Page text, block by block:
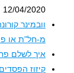
12/04/2020
וובמינר קורונה:
מ-חל"ת או
איך לשלם פחות
קיזוז הפסדים